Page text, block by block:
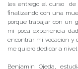
les entregó el curso de
finalizando con una
porque trabajar con un
mi poca experiencia
encontrar mi vocación y
me quiero dedicar a nivel
Benjamin Ojeda,